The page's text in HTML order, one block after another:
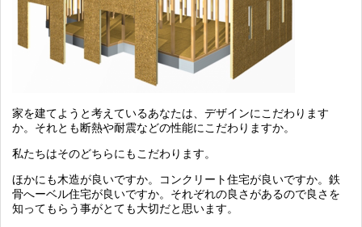
家を建てようと考えているあなたは、デザインにこだわります
か。それとも断熱や耐震などの性能にこだわりますか。
私たちはそのどちらにもこだわります。
ほかにも木造が良いですか。コンクリート住宅が良いですか。鉄
骨へーベル住宅が良いですか。それぞれの良さがあるので良さを
知ってもらう事がとても大切だと思います。